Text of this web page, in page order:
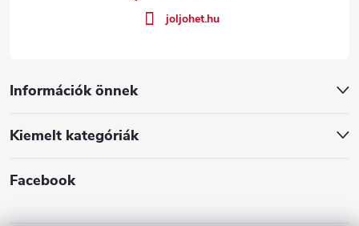
Információk önnek
Kiemelt kategóriák
Facebook
joljohet.hu